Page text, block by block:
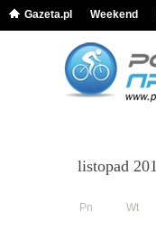
Gazeta.pl Weekend
listopad
Pn Wt